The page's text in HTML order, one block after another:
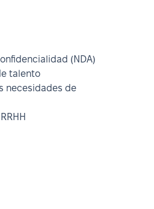
(NDA)
talento
necesidades de